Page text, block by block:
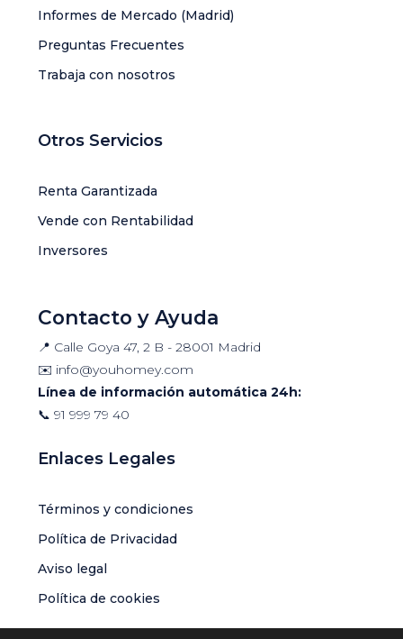
Informes de Mercado (Madrid)
Preguntas Frecuentes
Trabaja con nosotros
Otros Servicios
Renta Garantizada
Vende con Rentabilidad
Inversores
Contacto y Ayuda
📍 Calle Goya 47, 2 B - 28001 Madrid
✉️ info@youhomey.com
Línea de información automática 24h:
📞 91 999 79 40
Enlaces Legales
Términos y condiciones
Política de Privacidad
Aviso legal
Política de cookies